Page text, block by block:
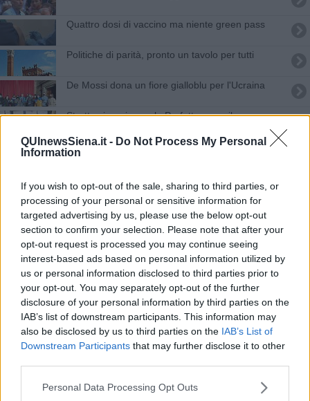
QUInewsSiena.it - Do Not Process My Personal
Information
If you wish to opt-out of the sale, sharing to third parties, or
processing of your personal or sensitive information for
targeted advertising by us, please use the below opt-out
section to confirm your selection. Please note that after your
opt-out request is processed you may continue seeing
interest-based ads based on personal information utilized by
us or personal information disclosed to third parties prior to
your opt-out. You may separately opt-out of the further
disclosure of your personal information by third parties on the
IAB’s list of downstream participants. This information may
also be disclosed by us to third parties on the IAB’s List of
Downstream Participants that may further disclose it to other
Personal Data Processing Opt Outs
Quattro dosi di vaccino ma niente green pass
Politiche di parità, pronto un tavolo per tutti
De Mossi dona un fiore gialloblu per l'Ucraina
Stretta sinergia con la Prefettura per il rave
Donne e lavoro, se ne parla con la Cgil
Un Consiglio comunale sulla sostenibilità
Una serata con Stefano Mancuso grazie a Cesvot
"Walking Francigena Ultramarathon”, ci siamo
Una casa per le famiglie dei cardiotrapiantati
I Comuni si preparano a 2 grandi esercitazioni
I monumenti restano al buio per risparmiare